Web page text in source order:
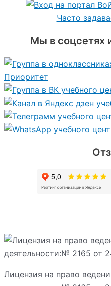
Часто
Мы в соцсетях
Лицензия на право